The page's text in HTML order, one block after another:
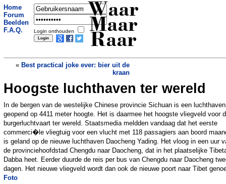
Home
Forum
Beelden
F.A.Q.
Login onthouden
Waar
Maar
Raar
« Best practical joke ever: bier uit de
kraan
Ringen-uil knapt uiltje»
Hoogste luchthaven ter wereld
In de bergen van de westelijke Chinese provincie Sichuan is een luchthaven
geopend op 4411 meter hoogte. Het is daarmee het hoogste vliegveld voor
burgerluchtvaart ter wereld. Staatsmedia meldden vandaag dat het eerste
commerci�le vliegtuig voor een vlucht met 118 passagiers aan boord
is geland op de nieuwe luchthaven Daocheng Yading. Het vloog in een uur
de provinciehoofdstad Chengdu naar Daocheng, dat in het plaatselijke
Dabba heet. Eerder duurde de reis per bus van Chengdu naar Daocheng
dagen. Het nieuwe vliegveld wordt dan ook de nieuwe poort naar Tibet
Foto